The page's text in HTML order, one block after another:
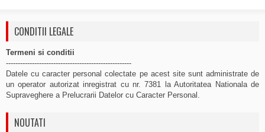
CONDITII LEGALE
Termeni si conditii
-----------------------------------------------------
Datele cu caracter personal colectate pe acest site sunt administrate de
un operator autorizat inregistrat cu nr. 7381 la Autoritatea Nationala de
Supraveghere a Prelucrarii Datelor cu Caracter Personal.
NOUTATI